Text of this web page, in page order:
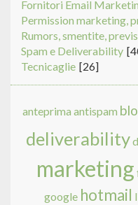
Fornitori Email
Permission marketing,
Rumors, smentite,
Spam e Deliverability
Tecnicaglie [26]
anteprima antispam
deliverability
marketing
google hotmail